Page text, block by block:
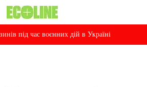
під час воєнних дій в Україні